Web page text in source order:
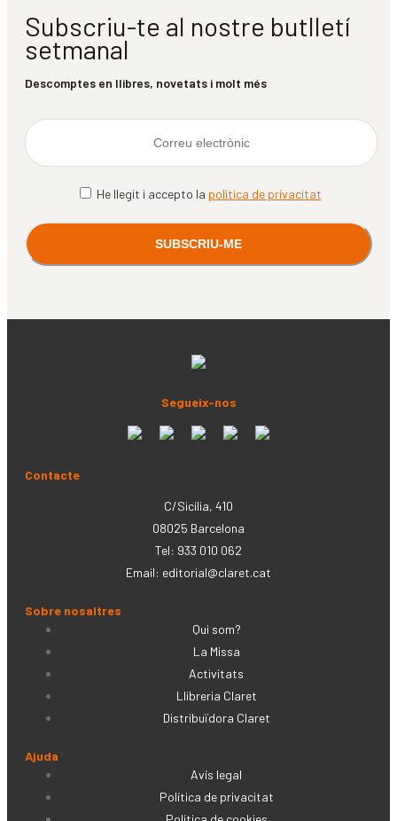
Subscriu-te al nostre butlletí
setmanal
Descomptes en llibres, novetats i molt més
He llegit i accepto la política de privacitat
Segueix-nos
Contacte
C/Sicília, 410
08025 Barcelona
Tel: 933 010 062
Email: editorial@claret.cat
Sobre nosaltres
Qui som?
La Missa
Activitats
Llibreria Claret
Distribuïdora Claret
Ajuda
Avís legal
Política de privacitat